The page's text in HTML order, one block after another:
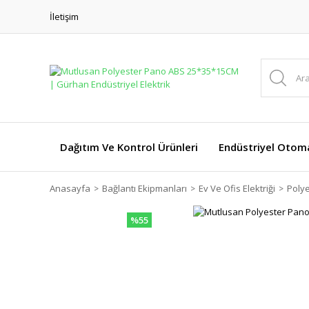
İletişim
Dağıtım Ve Kontrol Ürünleri Endüstriyel
Anasayfa Bağlantı Ekipmanları Ev Ve Ofis Elektriği
%55